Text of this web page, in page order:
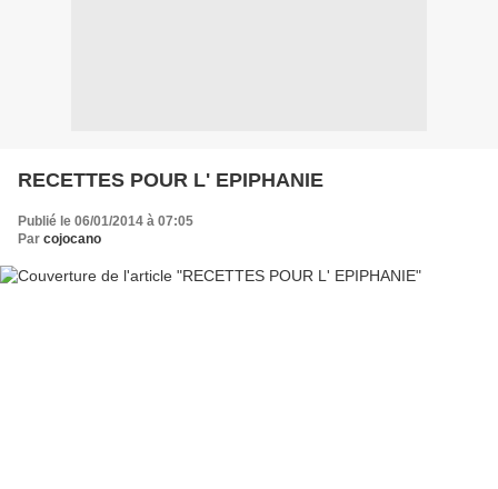
RECETTES POUR L' EPIPHANIE
Publié le 06/01/2014 à 07:05
Par cojocano